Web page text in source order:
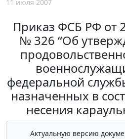
11 июля 2007
Приказ ФСБ РФ от
№ 326 “Об
федеральной
назначенных в
несения
Актуальную версию